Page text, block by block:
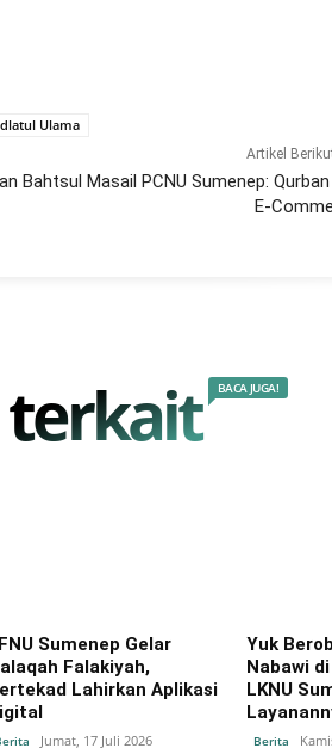
Ulama
Artikel
Bahtsul Masail PCNU Sumenep:
E-
terkait BACA JUGA!
Sumenep Gelar
Falakiyah,
Lahirkan Aplikasi
Jumat, 17 Juli 2026
Yuk
Nabawi
LKNU
Berita